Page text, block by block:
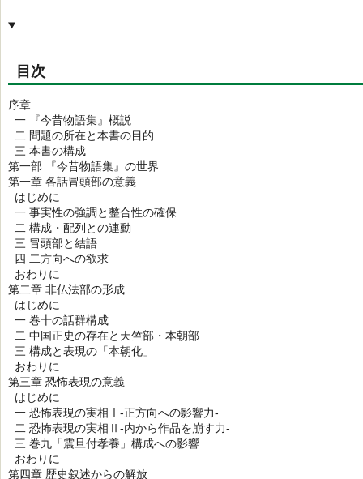
目次
序章
一 『今昔物語集』概説
二 問題の所在と本書の目的
三 本書の構成
第一部 『今昔物語集』の世界
第一章 各話冒頭部の意義
はじめに
一 事実性の強調と整合性の確保
二 構成・配列との連動
三 冒頭部と結語
四 二方向への欲求
おわりに
第二章 非仏法部の形成
はじめに
一 巻十の話群構成
二 中国正史の存在と天竺部・本朝部
三 構成と表現の「本朝化」
おわりに
第三章 恐怖表現の意義
はじめに
一 恐怖表現の実相Ⅰ-正方向への影響力-
二 恐怖表現の実相Ⅱ-内から作品を崩す力-
三 巻九「震旦付孝養」構成への影響
おわりに
第四章 歴史叙述からの解放